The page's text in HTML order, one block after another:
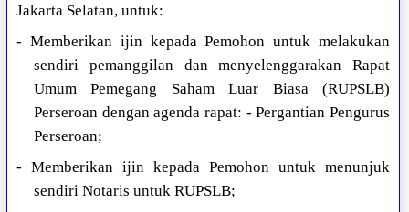
Jakarta Selatan, untuk:
- Memberikan ijin kepada Pemohon untuk melakukan
sendiri pemanggilan dan menyelenggarakan Rapat
Umum Pemegang Saham Luar Biasa (RUPSLB)
Perseroan dengan agenda rapat: - Pergantian Pengurus
Perseroan;
- Memberikan ijin kepada Pemohon untuk menunjuk
sendiri Notaris untuk RUPSLB;